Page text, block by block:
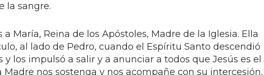
la sangre.
María, Reina de los Apóstoles, Madre de la Iglesia. Ella
al lado de Pedro, cuando el Espíritu Santo descendió
y los impulsó a salir y a anunciar a todos que Jesús es el
Madre nos sostenga y nos acompañe con su intercesión,